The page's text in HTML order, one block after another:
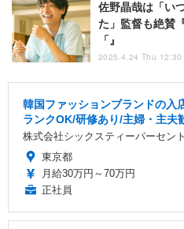
佐野晶哉は「い
た」監督も絶賛
「』
2025.4.24 Thu 12:30
韓国ファッションブランドの入
ランクOK/研修あり/主婦・主夫
株式会社シックスティーパーセント
東京都
月給30万円～70万円
正社員